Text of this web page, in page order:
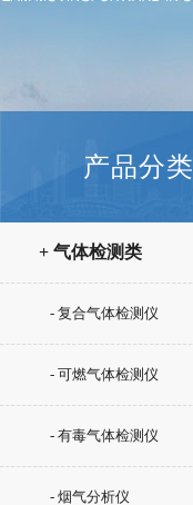
产品分类
+ 气体检测类
- 复合气体检测仪
- 可燃气体检测仪
- 有毒气体检测仪
- 烟气分析仪